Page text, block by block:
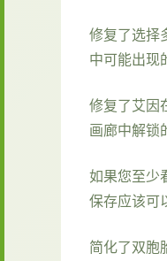
修复了选择
中可能出现
修复了艾因
画廊中解锁
如果您至少
保存应该可
简化了双胞